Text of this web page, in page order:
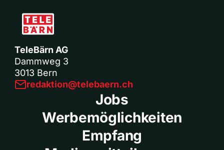
TeleBärn AG
Dammweg 3
3013 Bern
redaktion@telebaern.ch
Jobs
Werbemöglichkeiten
Empfang